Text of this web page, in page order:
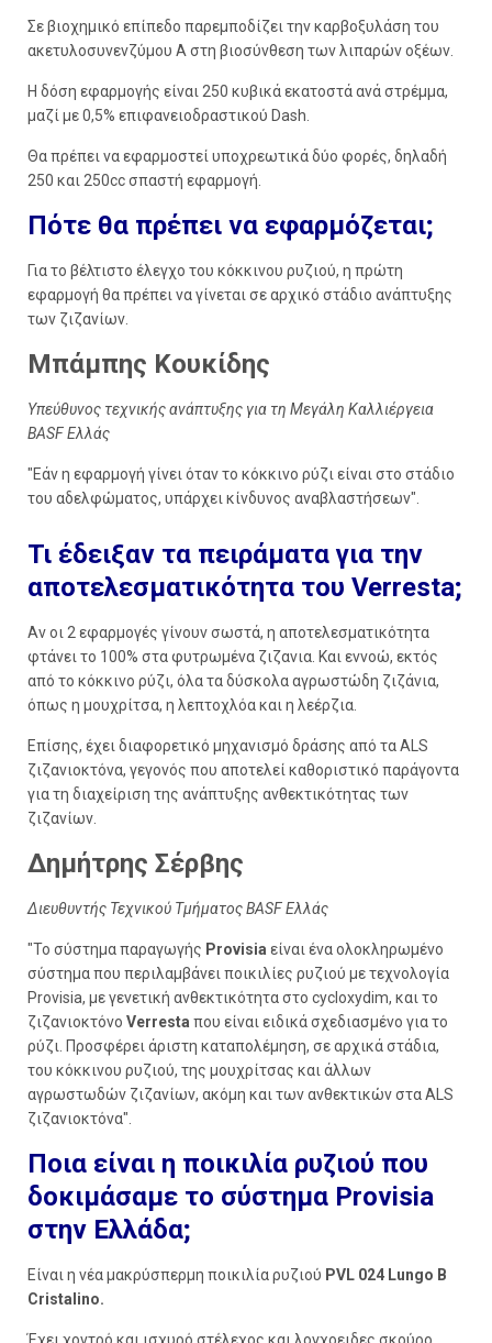
Σε βιοχημικό επίπεδο παρεμποδίζει την καρβοξυλάση του
ακετυλοσυνενζύμου Α στη βιοσύνθεση των λιπαρών οξέων.
Η δόση εφαρμογής είναι 250 κυβικά εκατοστά ανά στρέμμα,
μαζί με 0,5% επιφανειοδραστικού Dash.
Θα πρέπει να εφαρμοστεί υποχρεωτικά δύο φορές, δηλαδή
250 και 250cc σπαστή εφαρμογή.
Πότε θα πρέπει να εφαρμόζεται;
Για το βέλτιστο έλεγχο του κόκκινου ρυζιού, η πρώτη
εφαρμογή θα πρέπει να γίνεται σε αρχικό στάδιο ανάπτυξης
των ζιζανίων.
Μπάμπης Κουκίδης
Υπεύθυνος τεχνικής ανάπτυξης για τη Μεγάλη Καλλιέργεια
BASF Ελλάς
"Εάν η εφαρμογή γίνει όταν το κόκκινο ρύζι είναι στο στάδιο
του αδελφώματος, υπάρχει κίνδυνος αναβλαστήσεων".
Τι έδειξαν τα πειράματα για την
αποτελεσματικότητα του Verresta;
Αν οι 2 εφαρμογές γίνουν σωστά, η αποτελεσματικότητα
φτάνει το 100% στα φυτρωμένα ζιζανια. Και εννοώ, εκτός
από το κόκκινο ρύζι, όλα τα δύσκολα αγρωστώδη ζιζάνια,
όπως η μουχρίτσα, η λεπτοχλόα και η λεέρζια.
Επίσης, έχει διαφορετικό μηχανισμό δράσης από τα ALS
ζιζανιοκτόνα, γεγονός που αποτελεί καθοριστικό παράγοντα
για τη διαχείριση της ανάπτυξης ανθεκτικότητας των
ζιζανίων.
Δημήτρης Σέρβης
Διευθυντής Τεχνικού Τμήματος BASF Ελλάς
"Το σύστημα παραγωγής Provisia είναι ένα ολοκληρωμένο
σύστημα που περιλαμβάνει ποικιλίες ρυζιού με τεχνολογία
Provisia, με γενετική ανθεκτικότητα στο cycloxydim, και το
ζιζανιοκτόνο Verresta που είναι ειδικά σχεδιασμένο για το
ρύζι. Προσφέρει άριστη καταπολέμηση, σε αρχικά στάδια,
του κόκκινου ρυζιού, της μουχρίτσας και άλλων
αγρωστωδών ζιζανίων, ακόμη και των ανθεκτικών στα ALS
ζιζανιοκτόνα".
Ποια είναι η ποικιλία ρυζιού που
δοκιμάσαμε το σύστημα Provisia
στην Ελλάδα;
Είναι η νέα μακρύσπερμη ποικιλία ρυζιού PVL 024 Lungo B
Cristalino.